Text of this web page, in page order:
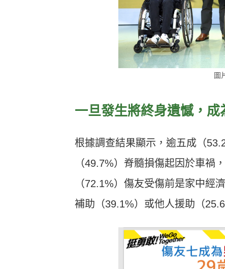
圖
一旦發生將終身遺憾，
根據調查結果顯示，逾五成（
（49.7%）脊髓損傷起因於車禍
（72.1%）傷友受傷前是家中經
補助（39.1%）或他人援助（